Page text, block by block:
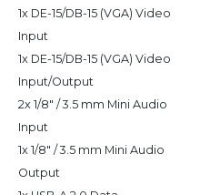
1x DE-15/DB-15 (VGA) Video
Input
1x DE-15/DB-15 (VGA) Video
Input/Output
2x 1/8" / 3.5 mm Mini Audio
Input
1x 1/8" / 3.5 mm Mini Audio
Output